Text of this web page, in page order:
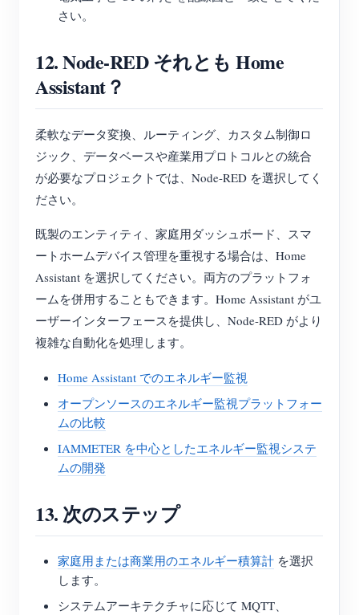
さい。
12. Node-RED それとも Home
Assistant？
柔軟なデータ変換、ルーティング、カスタム制御ロ
ジック、データベースや産業用プロトコルとの統合
が必要なプロジェクトでは、Node-RED を選択してく
ださい。
既製のエンティティ、家庭用ダッシュボード、スマ
ートホームデバイス管理を重視する場合は、Home
Assistant を選択してください。両方のプラットフォ
ームを併用することもできます。Home Assistant がユ
ーザーインターフェースを提供し、Node-RED がより
複雑な自動化を処理します。
Home Assistant でのエネルギー監視
オープンソースのエネルギー監視プラットフォー
ムの比較
IAMMETER を中心としたエネルギー監視システ
ムの開発
13. 次のステップ
家庭用または商業用のエネルギー積算計 を選択
します。
システムアーキテクチャに応じて MQTT、